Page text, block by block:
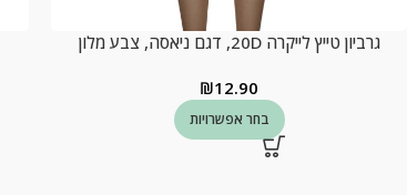
גרביון טייץ לייקרה 20D, דגם ניאסה, צבע מלון
₪12.90
בחר אפשרויות